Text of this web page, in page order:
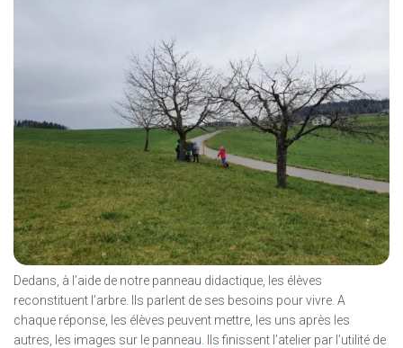
Dedans, à l’aide de notre panneau didactique, les élèves
reconstituent l’arbre. Ils parlent de ses besoins pour vivre. A
chaque réponse, les élèves peuvent mettre, les uns après les
autres, les images sur le panneau. Ils finissent l’atelier par l’utilité de